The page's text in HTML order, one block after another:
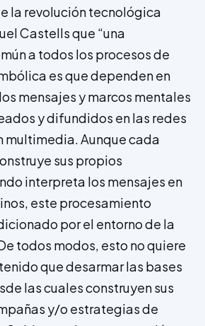
la revolución tecnológica
Castells que “una
a todos los procesos de
es que dependen en
mensajes y marcos mentales
y difundidos en las redes
multimedia. Aunque cada
sus propios
interpreta los mensajes en
este procesamiento
por el entorno de la
todos modos, esto no quiere
que desarmar las bases
las cuales construyen sus
y/o estrategias de